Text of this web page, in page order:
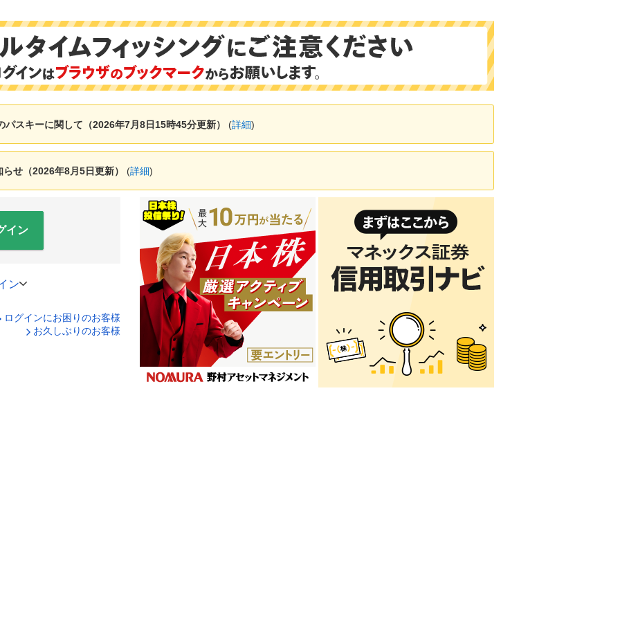
スキーに関して（2026年7月8日15時45分更新） (詳細)
せ（2026年8月5日更新） (詳細)
イン
ン
口座番号でログイン
ログインにお困りのお客様
お久しぶりのお客様